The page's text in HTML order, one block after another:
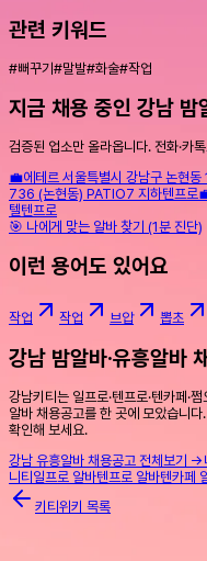
관련 키워드
#뻐꾸기#말발#화술#작업
지금 채용 중인 강남 밤
검증된 업소만 올라옵니다. 전화·카
💼에테르 서울특별시 강남구 논현
736 (논현동) PATIO7 지하텐프로
텔텐프로
🎯 나에게 맞는 알바 찾기 (1분 진단)
이런 용어도 있어요
작업 작업 브압 뽑초
강남 밤알바·유흥알바
강남키티는 일프로·텐프로·텐카페·
알바 채용공고를 한 곳에 모았습니
확인해 보세요.
강남 유흥알바 채용공고 전체보기 →
니티일프로 알바텐프로 알바텐카페
키티위키 목록